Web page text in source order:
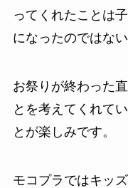
ってくれたことは
になったのではな
お祭りが終わった
とを考えてくれて
とが楽しみです。
モコプラではキッ